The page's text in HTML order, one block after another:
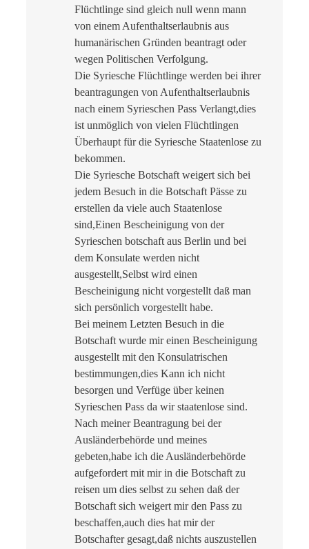
Flüchtlinge sind gleich null wenn mann
von einem Aufenthaltserlaubnis aus
humanärischen Gründen beantragt oder
wegen Politischen Verfolgung.
Die Syriesche Flüchtlinge werden bei ihrer
beantragungen von Aufenthaltserlaubnis
nach einem Syrieschen Pass Verlangt,dies
ist unmöglich von vielen Flüchtlingen
Überhaupt für die Syriesche Staatenlose zu
bekommen.
Die Syriesche Botschaft weigert sich bei
jedem Besuch in die Botschaft Pässe zu
erstellen da viele auch Staatenlose
sind,Einen Bescheinigung von der
Syrieschen botschaft aus Berlin und bei
dem Konsulate werden nicht
ausgestellt,Selbst wird einen
Bescheinigung nicht vorgestellt daß man
sich persönlich vorgestellt habe.
Bei meinem Letzten Besuch in die
Botschaft wurde mir einen Bescheinigung
ausgestellt mit den Konsulatrischen
bestimmungen,dies Kann ich nicht
besorgen und Verfüge über keinen
Syrieschen Pass da wir staatenlose sind.
Nach meiner Beantragung bei der
Ausländerbehörde und meines
gebeten,habe ich die Ausländerbehörde
aufgefordert mit mir in die Botschaft zu
reisen um dies selbst zu sehen daß der
Botschaft sich weigert mir den Pass zu
beschaffen,auch dies hat mir der
Botschafter gesagt,daß nichts auszustellen